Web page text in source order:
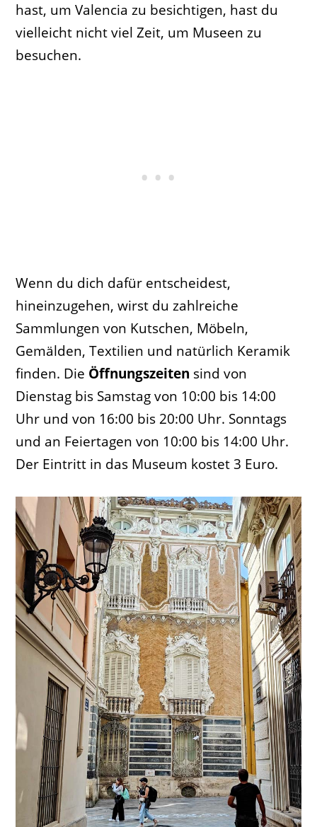
hast, um Valencia zu besichtigen, hast du
vielleicht nicht viel Zeit, um Museen zu
besuchen.
Wenn du dich dafür entscheidest,
hineinzugehen, wirst du zahlreiche
Sammlungen von Kutschen, Möbeln,
Gemälden, Textilien und natürlich Keramik
finden. Die Öffnungszeiten sind von
Dienstag bis Samstag von 10:00 bis 14:00
Uhr und von 16:00 bis 20:00 Uhr. Sonntags
und an Feiertagen von 10:00 bis 14:00 Uhr.
Der Eintritt in das Museum kostet 3 Euro.